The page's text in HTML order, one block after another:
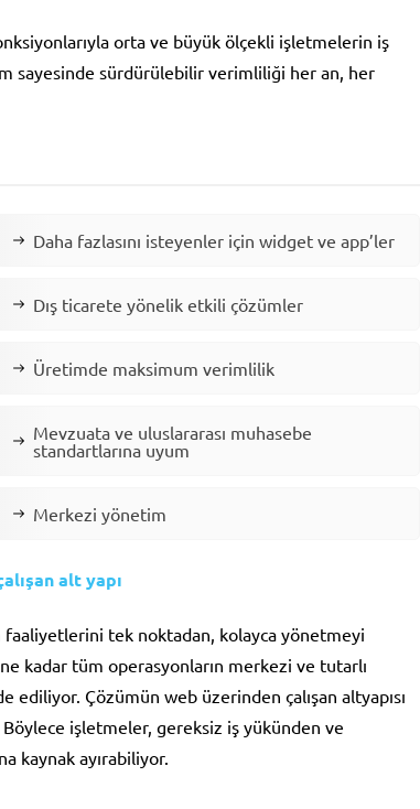
orta ve büyük ölçekli işletmelerin iş
sayesinde sürdürülebilir verimliliği her an, her
Daha fazlasını isteyenler için widget ve app’ler
Dış ticarete yönelik etkili çözümler
Üretimde maksimum verimlilik
Mevzuata ve uluslararası muhasebe
standartlarına uyum
Merkezi yönetim
alt yapı
tek noktadan, kolayca yönetmeyi
kadar tüm operasyonların merkezi ve tutarlı
Çözümün web üzerinden çalışan altyapısı
işletmeler, gereksiz iş yükünden ve
kaynak ayırabiliyor.